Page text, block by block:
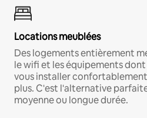
Locations meublées
Des logements entièrement
le wifi et les équipements
vous installer
plus. C'est l'alternative
moyenne ou longue durée.